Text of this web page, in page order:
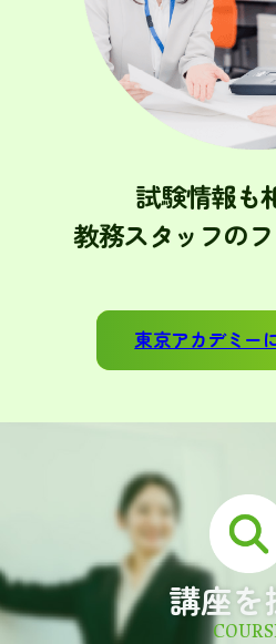
試験情報も
教務スタッフの
東京アカデミー
講座を